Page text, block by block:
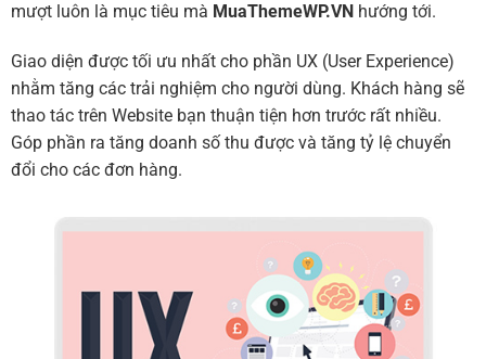
mượt luôn là mục tiêu mà MuaThemeWP.VN hướng tới.
Giao diện được tối ưu nhất cho phần UX (User Experience)
nhằm tăng các trải nghiệm cho người dùng. Khách hàng sẽ
thao tác trên Website bạn thuận tiện hơn trước rất nhiều.
Góp phần ra tăng doanh số thu được và tăng tỷ lệ chuyển
đổi cho các đơn hàng.